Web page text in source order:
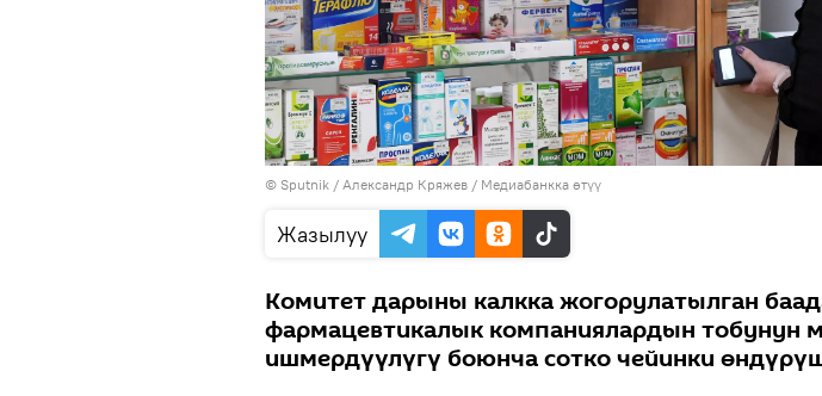
© Sputnik / Александр Кряжев / Медиабанкка өтүү
Жазылуу
Комитет дарыны калкка жогорулатылган
фармацевтикалык компаниялардын тобунун
ишмердүүлүгү боюнча сотко чейинки